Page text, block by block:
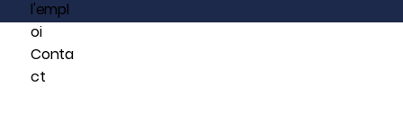
l'empl
oi
Conta
ct